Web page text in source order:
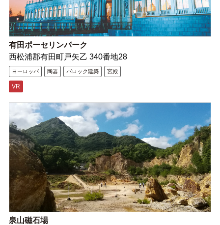
有田ポーセリンパーク
西松浦郡有田町戸矢乙 340番地28
ヨーロッパ 陶器 バロック建築 宮殿
VR
泉山磁石場